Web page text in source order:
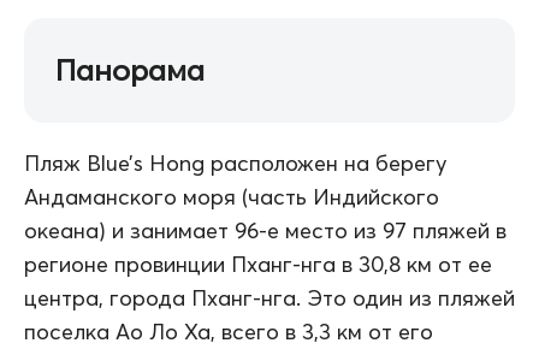
Панорама
Пляж Blue’s Hong расположен на берегу
Андаманского моря (часть Индийского
океана) и занимает 96-е место из 97 пляжей в
регионе провинции Пханг-нга в 30,8 км от ее
центра, города Пханг-нга. Это один из пляжей
поселка Ао Ло Ха, всего в 3,3 км от его